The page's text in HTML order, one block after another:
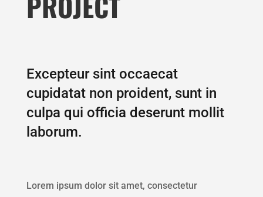
Excepteur sint occaecat
cupidatat non proident, sunt in
culpa qui officia deserunt mollit
laborum.
Lorem ipsum dolor sit amet, consectetur